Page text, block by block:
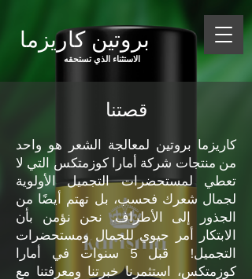
بروتين كاريزما
الاستثناء الذي تستحقه
قصتنا
كاريزما بروتين لمعالجة الشعر هو واحد
من منتجات شركة أمارا كوزمتكس التي لا
تعطي لمستحضرات التجميل الأولوية
لجمال شعرك فحسب، بل تهتم أيضًا من
الجذور إلى الأطراف. نحن نؤمن بأن
الابتكار أمر حيوي للجمال ومستحضرات
التجميل!
قبل 5 سنوات في أمارا
كوزمتكس، استثمرنا خبرتنا ومعرفتنا مع